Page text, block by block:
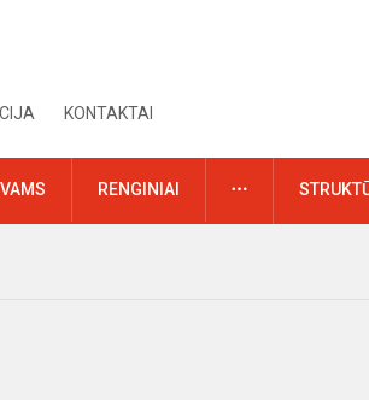
KONTAKTAI
RENGINIAI DAUGIAU